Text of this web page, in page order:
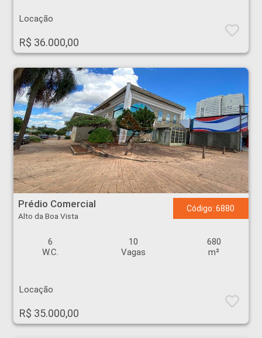
Locação
R$ 36.000,00
Prédio Comercial - Alto da Boa Vista - Ribeirão Preto
Prédio Comercial
Alto da Boa Vista
Código: 6880
6
W.C.
10
Vagas
680
m²
Locação
R$ 35.000,00